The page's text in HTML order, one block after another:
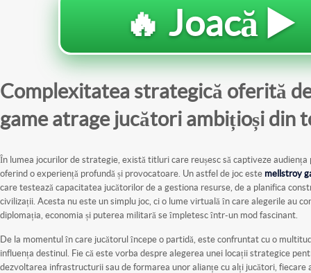
🔥 Joacă ▶️
Complexitatea strategică oferită
game atrage jucători ambițioși din
În lumea jocurilor de strategie, există titluri care reușesc să captiveze
oferind o experiență profundă și provocatoare. Un astfel de joc este mellstroy
care testează capacitatea jucătorilor de a gestiona resurse, de a planifica
civilizații. Acesta nu este un simplu joc, ci o lume virtuală în care alegerile au
diplomația, economia și puterea militară se împletesc într-un mod fascinant.
De la momentul în care jucătorul începe o partidă, este confruntat cu o
influența destinul. Fie că este vorba despre alegerea unei locații strategice
dezvoltarea infrastructurii sau de formarea unor alianțe cu alți jucători, fiecare